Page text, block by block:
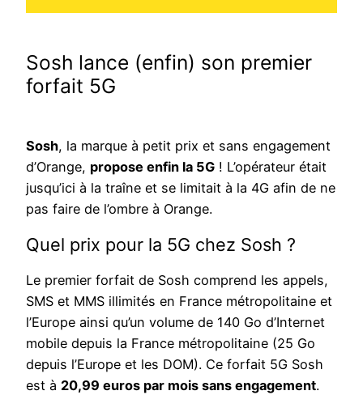
Sosh lance (enfin) son premier
forfait 5G
Sosh, la marque à petit prix et sans engagement
d’Orange, propose enfin la 5G ! L’opérateur était
jusqu’ici à la traîne et se limitait à la 4G afin de ne
pas faire de l’ombre à Orange.
Quel prix pour la 5G chez Sosh ?
Le premier forfait de Sosh comprend les appels,
SMS et MMS illimités en France métropolitaine et
l’Europe ainsi qu’un volume de 140 Go d’Internet
mobile depuis la France métropolitaine (25 Go
depuis l’Europe et les DOM). Ce forfait 5G Sosh
est à 20,99 euros par mois sans engagement.